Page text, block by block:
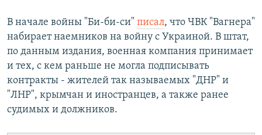
В начале войны "Би-би-си" писал, что ЧВК "Вагнера"
набирает наемников на войну с Украиной. В штат,
по данным издания, военная компания принимает
и тех, с кем раньше не могла подписывать
контракты - жителей так называемых "ДНР" и
"ЛНР", крымчан и иностранцев, а также ранее
судимых и должников.